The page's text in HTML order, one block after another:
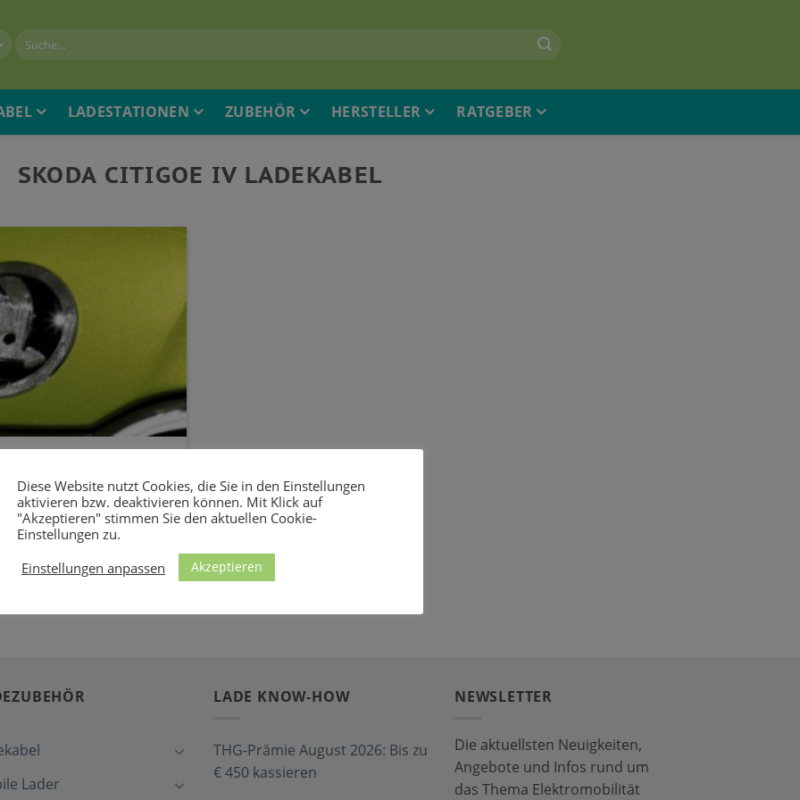
LADESTATIONEN ZUBEHÖR HERSTELLER RATGEBER
SKODA CITIGOE IV LADEKABEL
Wallbox und
für den Škoda
[...]
Lader
LADE KNOW-HOW
THG-Prämie August 2026: Bis zu
€ 450 kassieren
NEWSLETTER
Die aktuellsten Neuigkeiten,
Angebote und Infos rund um
das Thema Elektromobilität
Diese Website nutzt Cookies, die Sie in den Einstellungen
aktivieren bzw. deaktivieren können. Mit Klick auf
"Akzeptieren" stimmen Sie den aktuellen Cookie-
Einstellungen zu.
Einstellungen anpassen
Akzeptieren